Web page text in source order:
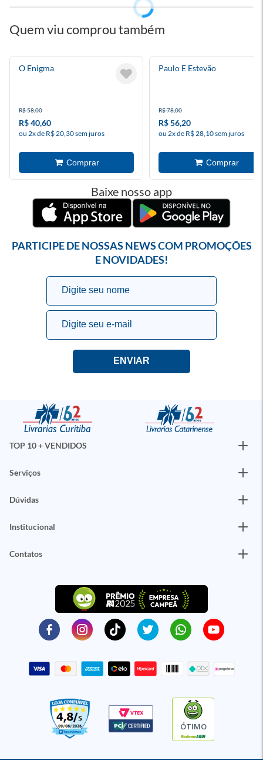
Quem viu comprou também
O Enigma
R$ 58,00
R$ 40,60
ou 2x de R$ 20,30 sem juros
Paulo E Estevão
R$ 78,00
R$ 56,20
ou 2x de R$ 28,10 sem juros
Baixe nosso app
PARTICIPE DE NOSSAS NEWS COM PROMOÇÕES
E NOVIDADES!
TOP 10 + VENDIDOS
Serviços
Dúvidas
Institucional
Contatos
ÓTIMO